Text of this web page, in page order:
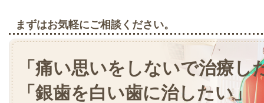
まずはお気軽にご相談ください。
「痛い思いをしないで治療し
「銀歯を白い歯に治したい」